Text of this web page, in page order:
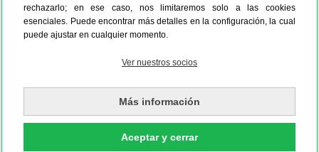
rechazarlo; en ese caso, nos limitaremos solo a las cookies
esenciales. Puede encontrar más detalles en la configuración, la cual
puede ajustar en cualquier momento.
Ver nuestros socios
Más información
Aceptar y cerrar